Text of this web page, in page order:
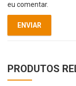
eu comentar.
PRODUTOS